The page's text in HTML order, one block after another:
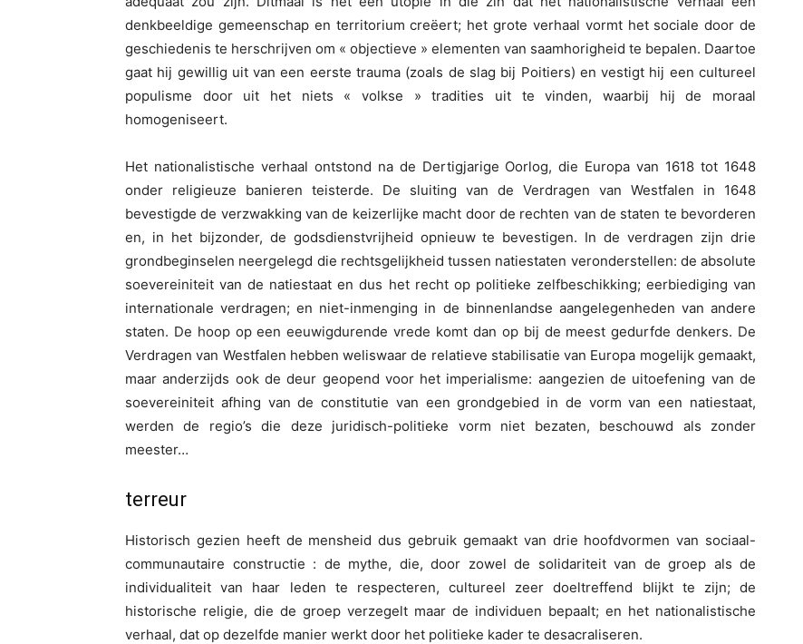
denkbeeldige gemeenschap en territorium creëert; het grote verhaal vormt het sociale door de
geschiedenis te herschrijven om « objectieve » elementen van saamhorigheid te bepalen. Daartoe
gaat hij gewillig uit van een eerste trauma (zoals de slag bij Poitiers) en vestigt hij een cultureel
populisme door uit het niets « volkse » tradities uit te vinden, waarbij hij de moraal
homogeniseert.
Het nationalistische verhaal ontstond na de Dertigjarige Oorlog, die Europa van 1618 tot 1648
onder religieuze banieren teisterde. De sluiting van de Verdragen van Westfalen in 1648
bevestigde de verzwakking van de keizerlijke macht door de rechten van de staten te bevorderen
en, in het bijzonder, de godsdienstvrijheid opnieuw te bevestigen. In de verdragen zijn drie
grondbeginselen neergelegd die rechtsgelijkheid tussen natiestaten veronderstellen: de absolute
soevereiniteit van de natiestaat en dus het recht op politieke zelfbeschikking; eerbiediging van
internationale verdragen; en niet-inmenging in de binnenlandse aangelegenheden van andere
staten. De hoop op een eeuwigdurende vrede komt dan op bij de meest gedurfde denkers. De
Verdragen van Westfalen hebben weliswaar de relatieve stabilisatie van Europa mogelijk gemaakt,
maar anderzijds ook de deur geopend voor het imperialisme: aangezien de uitoefening van de
soevereiniteit afhing van de constitutie van een grondgebied in de vorm van een natiestaat,
werden de regio’s die deze juridisch-politieke vorm niet bezaten, beschouwd als zonder
meester…
terreur
Historisch gezien heeft de mensheid dus gebruik gemaakt van drie hoofdvormen van sociaal-
communautaire constructie : de mythe, die, door zowel de solidariteit van de groep als de
individualiteit van haar leden te respecteren, cultureel zeer doeltreffend blijkt te zijn; de
historische religie, die de groep verzegelt maar de individuen bepaalt; en het nationalistische
verhaal, dat op dezelfde manier werkt door het politieke kader te desacraliseren.